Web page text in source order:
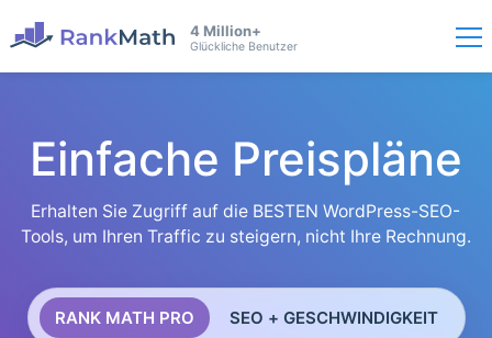
4 Million+
Glückliche Benutzer
Einfache Preispläne
Erhalten Sie Zugriff auf die BESTEN WordPress-SEO-
Tools, um Ihren Traffic zu steigern, nicht Ihre Rechnung.
RANK MATH PRO SEO + GESCHWINDIGKEIT